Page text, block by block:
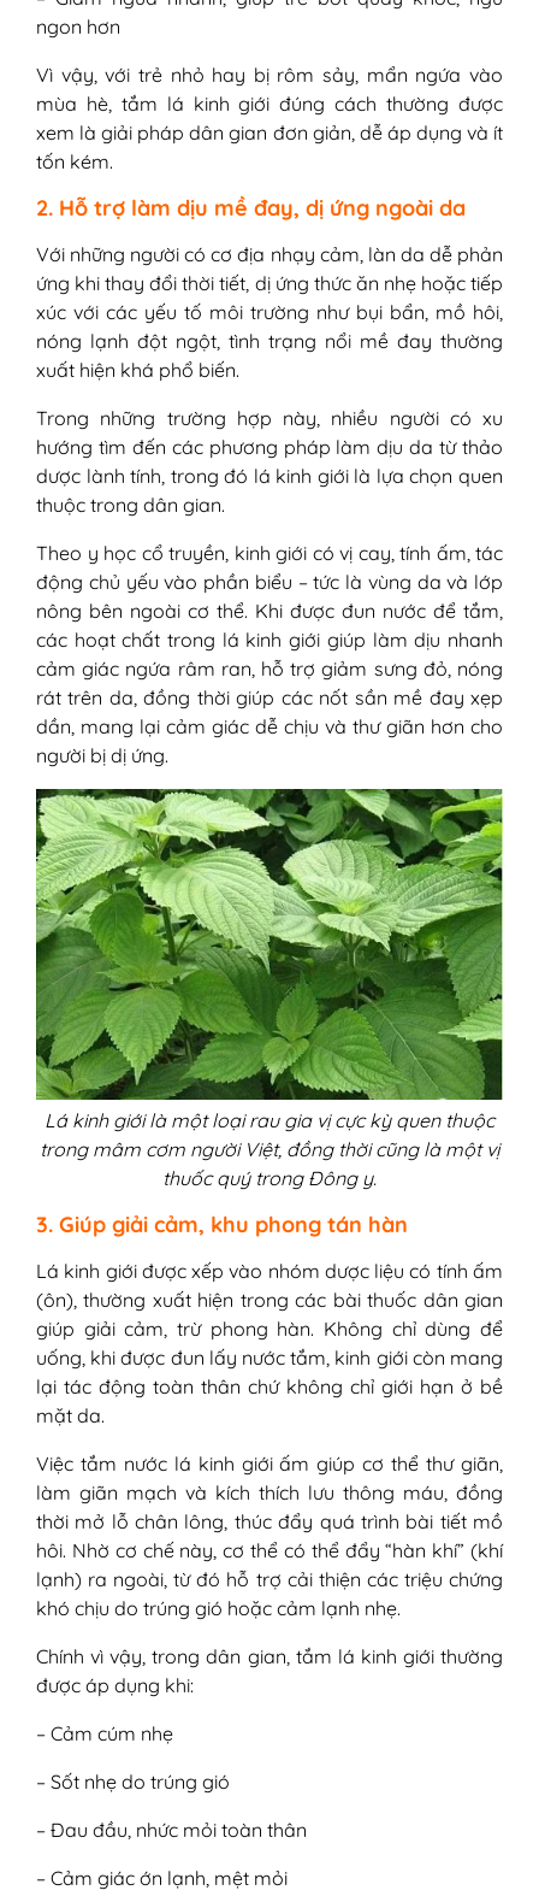
ngon hơn
Vì vậy, với trẻ nhỏ hay bị rôm sảy, mẩn ngứa vào
mùa hè, tắm lá kinh giới đúng cách thường được
xem là giải pháp dân gian đơn giản, dễ áp dụng và ít
tốn kém.
2. Hỗ trợ làm dịu mề đay, dị ứng ngoài da
Với những người có cơ địa nhạy cảm, làn da dễ phản
ứng khi thay đổi thời tiết, dị ứng thức ăn nhẹ hoặc tiếp
xúc với các yếu tố môi trường như bụi bẩn, mồ hôi,
nóng lạnh đột ngột, tình trạng nổi mề đay thường
xuất hiện khá phổ biến.
Trong những trường hợp này, nhiều người có xu
hướng tìm đến các phương pháp làm dịu da từ thảo
dược lành tính, trong đó lá kinh giới là lựa chọn quen
thuộc trong dân gian.
Theo y học cổ truyền, kinh giới có vị cay, tính ấm, tác
động chủ yếu vào phần biểu – tức là vùng da và lớp
nông bên ngoài cơ thể. Khi được đun nước để tắm,
các hoạt chất trong lá kinh giới giúp làm dịu nhanh
cảm giác ngứa râm ran, hỗ trợ giảm sưng đỏ, nóng
rát trên da, đồng thời giúp các nốt sần mề đay xẹp
dần, mang lại cảm giác dễ chịu và thư giãn hơn cho
người bị dị ứng.
Lá kinh giới là một loại rau gia vị cực kỳ quen thuộc
trong mâm cơm người Việt, đồng thời cũng là một vị
thuốc quý trong Đông y.
3. Giúp giải cảm, khu phong tán hàn
Lá kinh giới được xếp vào nhóm dược liệu có tính ấm
(ôn), thường xuất hiện trong các bài thuốc dân gian
giúp giải cảm, trừ phong hàn. Không chỉ dùng để
uống, khi được đun lấy nước tắm, kinh giới còn mang
lại tác động toàn thân chứ không chỉ giới hạn ở bề
mặt da.
Việc tắm nước lá kinh giới ấm giúp cơ thể thư giãn,
làm giãn mạch và kích thích lưu thông máu, đồng
thời mở lỗ chân lông, thúc đẩy quá trình bài tiết mồ
hôi. Nhờ cơ chế này, cơ thể có thể đẩy “hàn khí” (khí
lạnh) ra ngoài, từ đó hỗ trợ cải thiện các triệu chứng
khó chịu do trúng gió hoặc cảm lạnh nhẹ.
Chính vì vậy, trong dân gian, tắm lá kinh giới thường
được áp dụng khi:
– Cảm cúm nhẹ
– Sốt nhẹ do trúng gió
– Đau đầu, nhức mỏi toàn thân
– Cảm giác ớn lạnh, mệt mỏi